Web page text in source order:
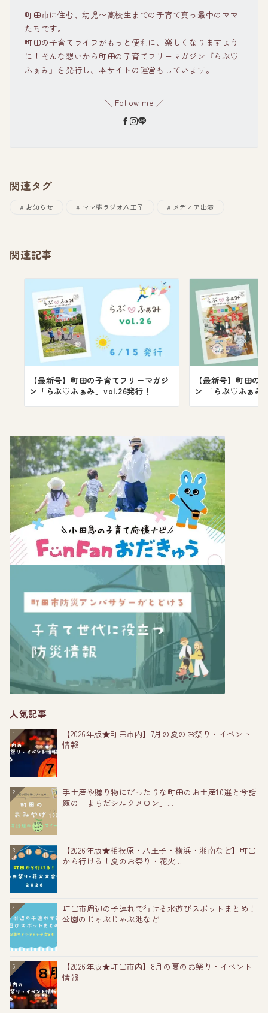
町田市に住む、幼児〜高校生までの子育て真っ最中のママ
たちです。
町田の子育てライフがもっと便利に、楽しくなりますよう
に！そんな想いから町田の子育てフリーマガジン『らぶ♡
ふぁみ』を発行し、本サイトの運営もしています。
＼ Follow me ／
関連タグ
お知らせ ママ夢ラジオ八王子 メディア出演
関連記事
【最新号】町田の子育てフリーマガジ
ン「らぶ♡ふぁみ」vol.26発行！
【最新号】町田の
ン 「らぶ♡ふぁみ
人気記事
1
【2026年版★町田市内】7月の夏のお祭り・イベント
情報
2
手土産や贈り物にぴったりな町田のお土産10選と今話
題の「まちだシルクメロン」...
3
【2026年版★相模原・八王子・横浜・湘南など】町田
から行ける！夏のお祭り・花火...
4
町田市周辺の子連れで行ける水遊びスポットまとめ！
公園のじゃぶじゃぶ池など
5
【2026年版★町田市内】8月の夏のお祭り・イベント
情報